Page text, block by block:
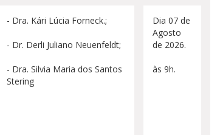
- Dra. Kári Lúcia Forneck.;
- Dr. Derli Juliano Neuenfeldt;
- Dra. Silvia Maria dos Santos
Stering
Dia 07 de
Agosto
de 2026.
às 9h.